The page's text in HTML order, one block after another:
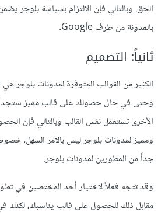
الحق. وبالتالي فإن الالتزام بسياسة بلوجر
بالمدونة من طرف Google.
ثانياً: التصميم
الكثير من القوالب المتوفرة لمدونات بلوجر
وحتى في حال حصولك على قالب مميز ستجد
الأخرى تستعمل نفس القالب وبالتالي فإن
ومميز لمدونات بلوجر ليس بالأمر السهل،
جداً من المطورين لمدونات بلوجر.
وقد تتجه فعلاً لاختيار أحد المختصين في
مقابل ذلك للحصول على قالب يناسبك، لكنك